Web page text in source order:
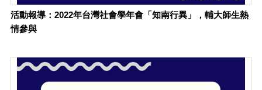
活動報導：2022年台灣社會學年會「知南行異」，輔大師生熱
情參與